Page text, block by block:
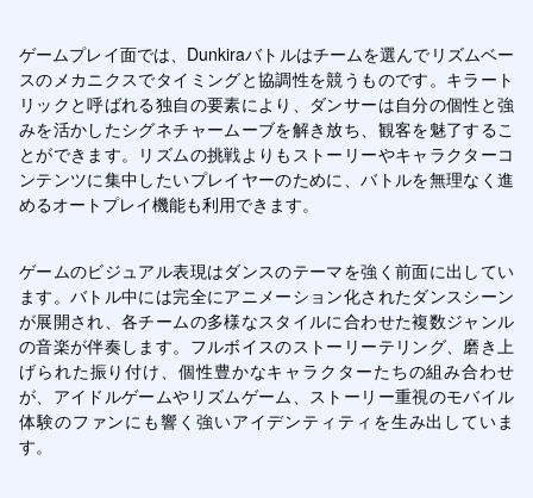
ゲームプレイ面では、Dunkiraバトルはチームを選んでリズムベー
スのメカニクスでタイミングと協調性を競うものです。キラート
リックと呼ばれる独自の要素により、ダンサーは自分の個性と強
みを活かしたシグネチャームーブを解き放ち、観客を魅了するこ
とができます。リズムの挑戦よりもストーリーやキャラクターコ
ンテンツに集中したいプレイヤーのために、バトルを無理なく進
めるオートプレイ機能も利用できます。
ゲームのビジュアル表現はダンスのテーマを強く前面に出してい
ます。バトル中には完全にアニメーション化されたダンスシーン
が展開され、各チームの多様なスタイルに合わせた複数ジャンル
の音楽が伴奏します。フルボイスのストーリーテリング、磨き上
げられた振り付け、個性豊かなキャラクターたちの組み合わせ
が、アイドルゲームやリズムゲーム、ストーリー重視のモバイル
体験のファンにも響く強いアイデンティティを生み出していま
す。